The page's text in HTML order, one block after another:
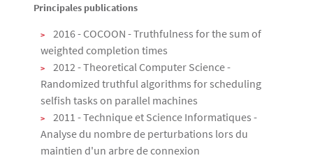
Principales publications
2016 - COCOON - Truthfulness for the sum of
weighted completion times
2012 - Theoretical Computer Science -
Randomized truthful algorithms for scheduling
selfish tasks on parallel machines
2011 - Technique et Science Informatiques -
Analyse du nombre de perturbations lors du
maintien d'un arbre de connexion